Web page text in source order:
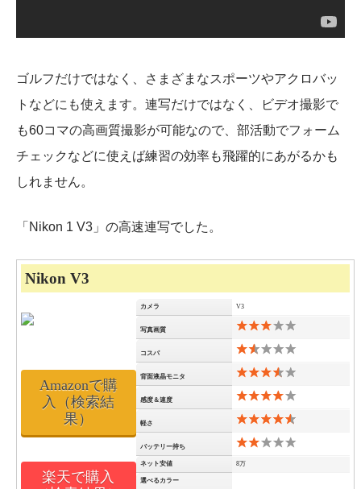
ゴルフだけではなく、さまざまなスポーツやアクロバッ
トなどにも使えます。連写だけではなく、ビデオ撮影で
も60コマの高画質撮影が可能なので、部活動でフォーム
チェックなどに使えば練習の効率も飛躍的にあがるかも
しれません。
「Nikon 1 V3」の高速連写でした。
Nikon V3
カメラ V3
写真画質
コスパ
背面液晶モニタ
感度＆速度
軽さ
バッテリー持ち
ネット安値 8万
選べるカラー
Amazonで購
入（検索結
果）
楽天で購入